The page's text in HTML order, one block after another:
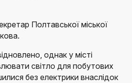
Полтавської міської
однак у місті
світло для побутових
без електрики внаслідок